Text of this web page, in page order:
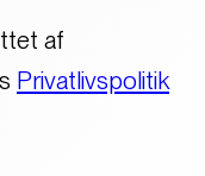
af
Privatlivspolitik